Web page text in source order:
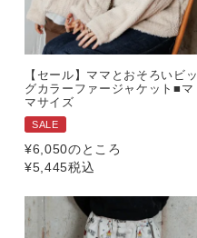
【セール】ママとおそろいビッ
グカラーファージャケット■マ
マサイズ
SALE
¥6,050のところ
¥5,445税込